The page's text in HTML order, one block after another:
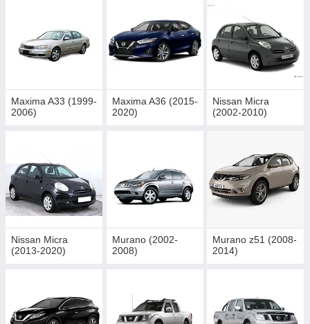
Maxima A33 (1999-
2006)
Maxima A36 (2015-
2020)
Nissan Micra
(2002-2010)
Nissan Micra
(2013-2020)
Murano (2002-
2008)
Murano z51 (2008-
2014)